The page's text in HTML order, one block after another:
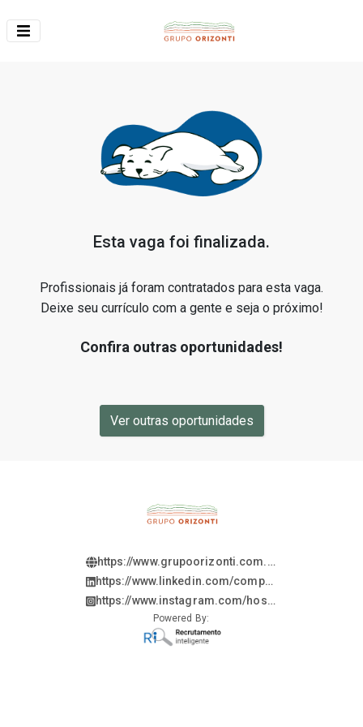
Esta vaga foi finalizada.
Profissionais já foram contratados para esta vaga.
Deixe seu currículo com a gente e seja o próximo!
Confira outras oportunidades!
Ver outras oportunidades
https://www.grupoorizonti.com.br
https://www.linkedin.com/company/grupo-
orizonti/
https://www.instagram.com/hospitalorizonti/
Powered By: